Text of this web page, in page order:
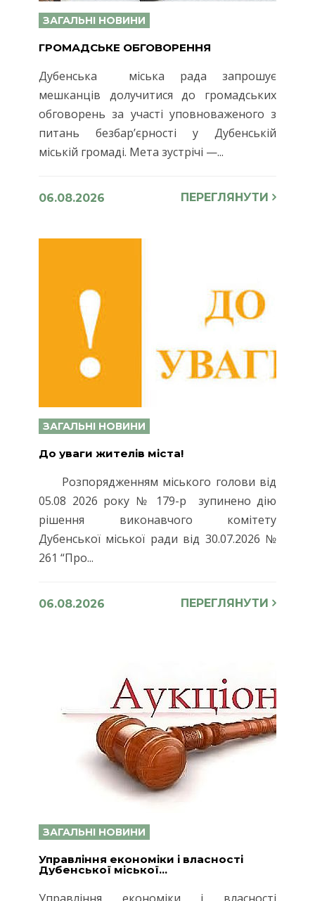
ЗАГАЛЬНІ НОВИНИ
ГРОМАДСЬКЕ ОБГОВОРЕННЯ
Дубенська міська рада запрошує
мешканців долучитися до громадських
обговорень за участі уповноваженого з
питань безбар’єрності у Дубенській
міській громаді. Мета зустрічі —...
06.08.2026 ПЕРЕГЛЯНУТИ
ЗАГАЛЬНІ НОВИНИ
До уваги жителів міста!
Розпорядженням міського голови від
05.08 2026 року № 179-р зупинено дію
рішення виконавчого комітету
Дубенської міської ради від 30.07.2026 №
261 “Про...
06.08.2026 ПЕРЕГЛЯНУТИ
ЗАГАЛЬНІ НОВИНИ
Управління економіки і власності
Дубенської міської...